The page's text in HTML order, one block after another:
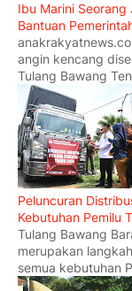
Ibu Marini Seorang
Bantuan
angin kencang
Tulang Bawang
Peluncuran
Kebutuhan Pemilu
Tulang Bawang
merupakan
semua kebutuhan